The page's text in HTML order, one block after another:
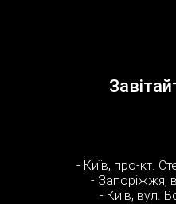
- Київ, про-кт.
- Запоріжжя,
- Київ, вул.